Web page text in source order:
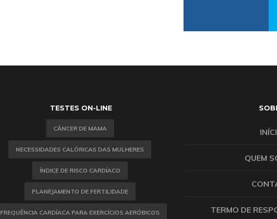
TESTES ON-LINE
CÂNCER DE MAMA
NECESSIDADES CALÓRICAS DAS MULHERES
ÍNDICE DE RISCO CARDÍACO
PLANEJAMENTO DE FERTILIDADE
FREQUÊNCIA CARDÍACA PARA EXERCÍCIOS AERÓBICOS
QUEM
TERMO DE